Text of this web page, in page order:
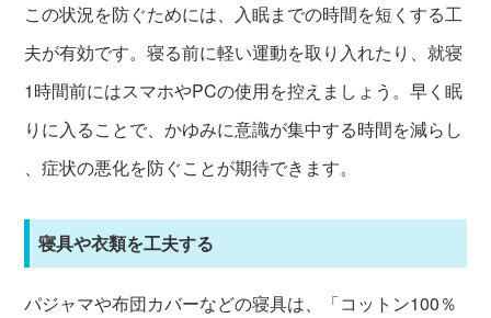
この状況を防ぐためには、入眠までの時間を短くする工
夫が有効です。寝る前に軽い運動を取り入れたり、就寝
1時間前にはスマホやPCの使用を控えましょう。早く眠
りに入ることで、かゆみに意識が集中する時間を減らし
、症状の悪化を防ぐことが期待できます。
寝具や衣類を工夫する
パジャマや布団カバーなどの寝具は、「コットン100％